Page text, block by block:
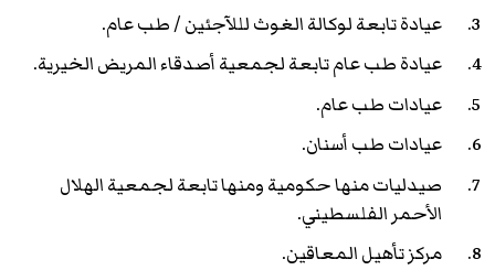
عيادة تابعة لوكالة الغوث لللآجئين / طب عام.
عيادة طب عام تابعة لجمعية أصدقاء المريض الخيرية.
عيادات طب عام.
عيادات طب أسنان.
صيدليات منها حكومية ومنها تابعة لجمعية الهلال
الأحمر الفلسطيني.
مركز تأهيل المعاقين.